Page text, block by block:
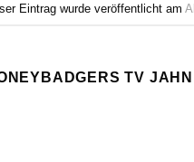
Eintrag wurde veröffentlicht am
TV JAHN